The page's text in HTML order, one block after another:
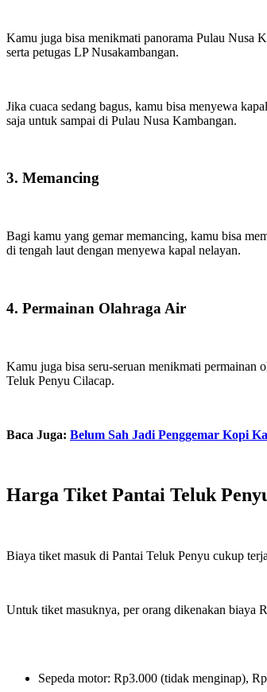
Kamu juga bisa menikmati panorama Pulau Nusa
serta petugas LP Nusakambangan.
Jika cuaca sedang bagus, kamu bisa menyewa
saja untuk sampai di Pulau Nusa Kambangan.
3. Memancing
Bagi kamu yang gemar memancing, kamu bisa
di tengah laut dengan menyewa kapal nelayan.
4. Permainan Olahraga Air
Kamu juga bisa seru-seruan menikmati permainan
Teluk Penyu Cilacap.
Baca Juga: Belum Sah Jadi Penggemar Kopi
Harga Tiket Pantai Teluk
Biaya tiket masuk di Pantai Teluk Penyu cukup
Untuk tiket masuknya, per orang dikenakan biaya
Sepeda motor: Rp3.000 (tidak menginap),